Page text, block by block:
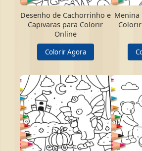
Desenho de Cachorrinho e
Capivaras para Colorir
Online
Colorir Agora
Menina